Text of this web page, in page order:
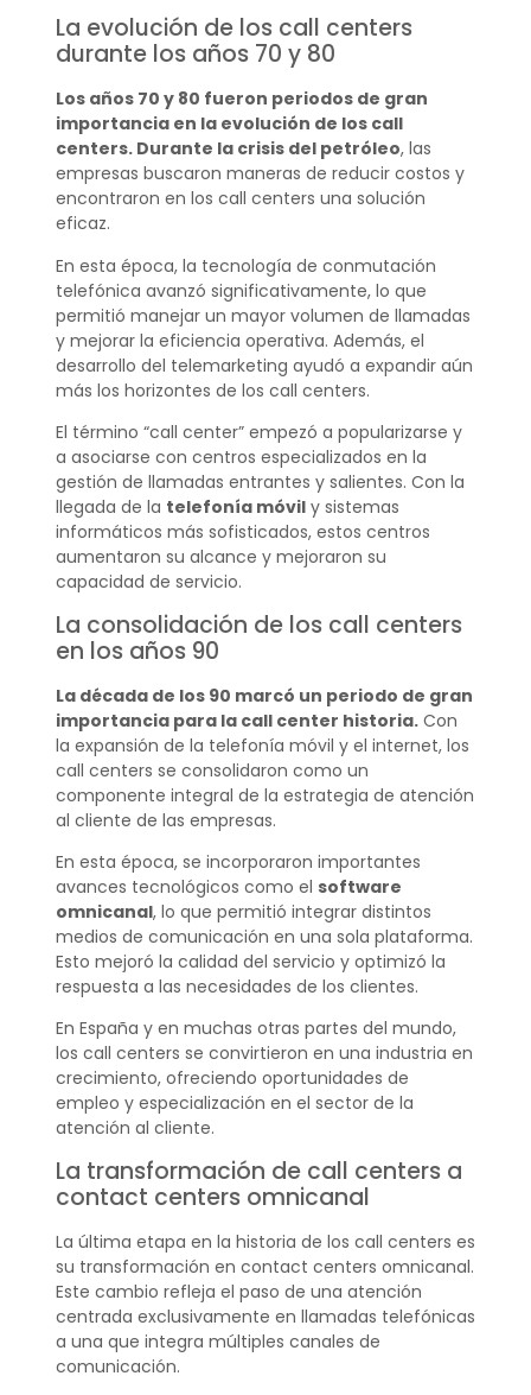
La evolución de los call centers
durante los años 70 y 80
Los años 70 y 80 fueron periodos de gran
importancia en la evolución de los call
centers. Durante la crisis del petróleo, las
empresas buscaron maneras de reducir costos y
encontraron en los call centers una solución
eficaz.
En esta época, la tecnología de conmutación
telefónica avanzó significativamente, lo que
permitió manejar un mayor volumen de llamadas
y mejorar la eficiencia operativa. Además, el
desarrollo del telemarketing ayudó a expandir aún
más los horizontes de los call centers.
El término “call center” empezó a popularizarse y
a asociarse con centros especializados en la
gestión de llamadas entrantes y salientes. Con la
llegada de la telefonía móvily sistemas
informáticos más sofisticados, estos centros
aumentaron su alcance y mejoraron su
capacidad de servicio.
La consolidación de los call centers
en los años 90
La década de los 90 marcó un periodo de gran
importancia para la call center historia.Con
la expansión de la telefonía móvil y el internet, los
call centers se consolidaron como un
componente integral de la estrategia de atención
al cliente de las empresas.
En esta época, se incorporaron importantes
avances tecnológicos como el software
omnicanal, lo que permitió integrar distintos
medios de comunicación en una sola plataforma.
Esto mejoró la calidad del servicio y optimizó la
respuesta a las necesidades de los clientes.
En España y en muchas otras partes del mundo,
los call centers se convirtieron en una industria en
crecimiento, ofreciendo oportunidades de
empleo y especialización en el sector de la
atención al cliente.
La transformación de call centers a
contact centers omnicanal
La última etapa en la historia de los call centers es
su transformación en contact centers omnicanal.
Este cambio refleja el paso de una atención
centrada exclusivamente en llamadas telefónicas
a una que integra múltiples canales de
comunicación.